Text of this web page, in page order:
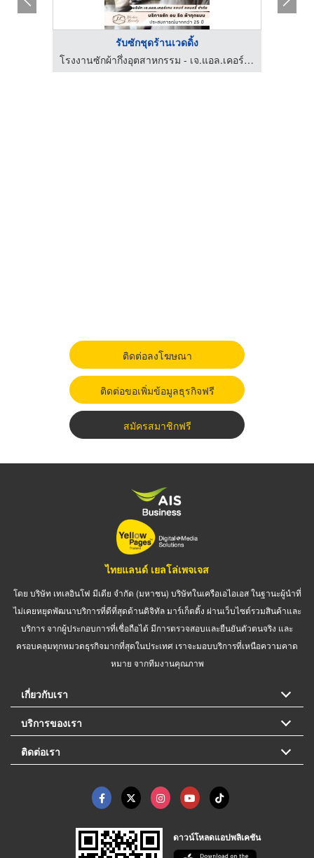
รับซักชุดร้านเวดดิ้ง
โรงงานซักผ้ากึ่งอุตสาหกรรม - เจ.แอล.เคอร์เทน แอนด์ ลอนดรี้
ติดต่อลงโฆษณา
ติดต่อขอเพิ่มข้อมูลธุรกิจฟรี
สมัครสมาชิกฟรี
ไทยแลนด์ เยลโล่เพจเจส
โดย บริษัท เทเลอินโฟ มีเดีย จำกัด (มหาชน) บริษัทในเครือเอไอเอส ในฐานะผู้นำที่
ไม่เคยหยุดพัฒนาบริการที่ดีที่สุดด้านดิจิทัล มาร์เก็ตติ้ง ผ่านเว็บไซต์รวมสินค้าและ
บริการ จากผู้ประกอบการที่เชื่อถือได้ มีการตรวจสอบและยืนยันตัวตนจริง และ
ครอบคลุมทุกหมวดธุรกิจมากที่สุดในประเทศ เราจะมอบบริการที่เหนือความคาด
หมาย จากทีมงานคุณภาพ
เกี่ยวกับเรา
บริการของเรา
ติดต่อเรา
ดาวน์โหลดแอปพลิเคชัน